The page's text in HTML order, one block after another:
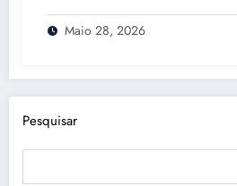
Maio 28, 2026
Pesquisar